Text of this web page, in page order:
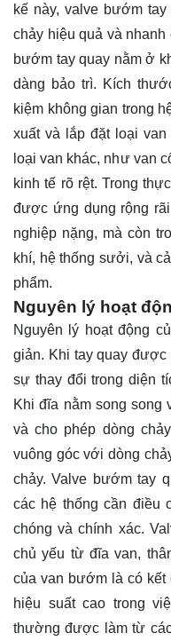
kế này, valve bướm
chảy hiệu quả và
bướm tay quay nằm ở
dàng bảo trì. Kích
kiệm không gian trong
xuất và lắp đặt loại
loại van khác, như van
kinh tế rõ rệt. Trong
được ứng dụng rộng
nghiệp nặng, mà còn
khí, hệ thống sưởi, và
phẩm.
Nguyên lý hoạt
Nguyên lý hoạt động
giản. Khi tay quay được
sự thay đổi trong diện
Khi đĩa nằm song song
và cho phép dòng
vuông góc với dòng
chảy. Valve bướm tay
các hệ thống cần điều
chóng và chính xác.
chủ yếu từ đĩa van,
của van bướm là có kết
hiệu suất cao trong
thường được làm từ